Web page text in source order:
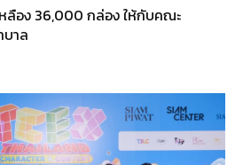
ลือง 36,000 กล่อง ให้กับคณะ
าล